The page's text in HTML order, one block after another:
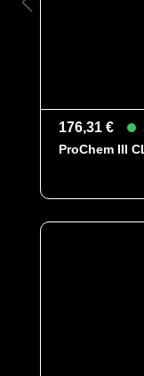
-
-
-
176,31 €
ProChem III